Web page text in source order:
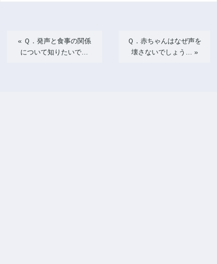
« Ｑ．発声と食事の関係
について知りたいで…
Ｑ．赤ちゃんはなぜ声を
壊さないでしょう… »